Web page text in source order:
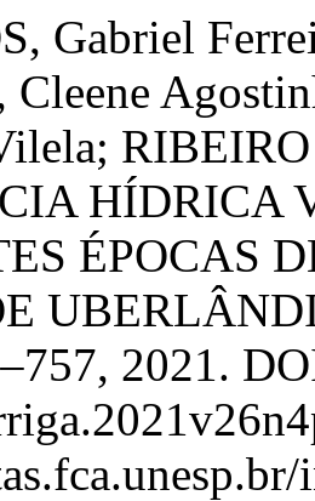
Gabriel
HÍDRICA
ÉPOCAS
2021.